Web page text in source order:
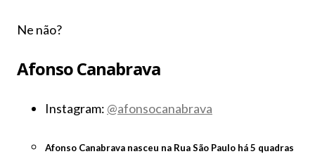
Ne não?
Afonso Canabrava
Instagram: @afonsocanabrava
Afonso Canabrava nasceu na Rua São Paulo há 5 quadras